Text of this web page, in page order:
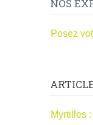
NOS
Posez
Myrtilles